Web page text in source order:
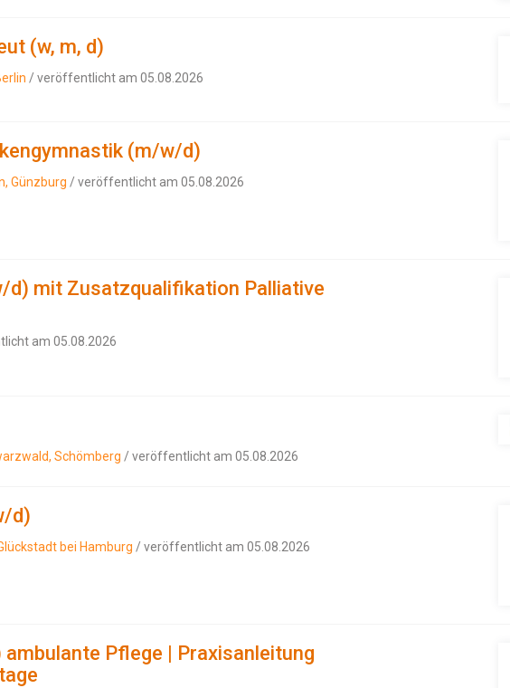
(w, m, d)
/ veröffentlicht am 05.08.2026
(m/w/d)
Günzburg / veröffentlicht am 05.08.2026
mit Zusatzqualifikation Palliative
am 05.08.2026
Schömberg / veröffentlicht am 05.08.2026
d)
bei Hamburg / veröffentlicht am 05.08.2026
Pflege | Praxisanleitung